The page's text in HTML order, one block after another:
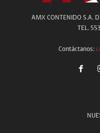
AMX CONTENIDO S.A.
TEL.
Contáctanos: